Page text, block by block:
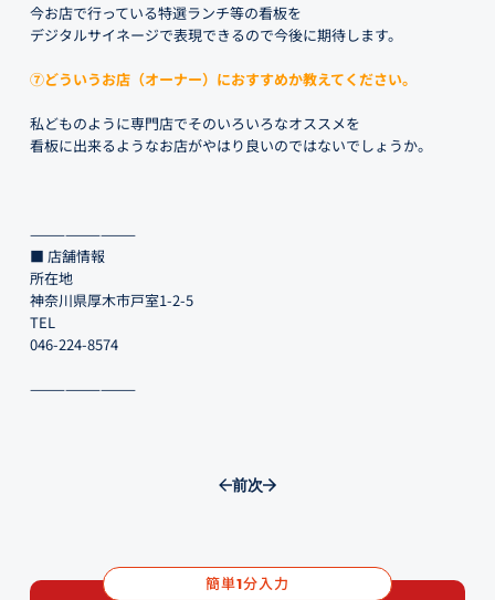
今お店で行っている特選ランチ等の看板を
デジタルサイネージで表現できるので今後に期待します。
⑦どういうお店（オーナー）におすすめか教えてください。
私どものように専門店でそのいろいろなオススメを
看板に出来るようなお店がやはり良いのではないでしょうか。
—————————
■ 店舗情報
所在地
神奈川県厚木市戸室1-2-5
TEL
046-224-8574
—————————
前次
簡単1分入力